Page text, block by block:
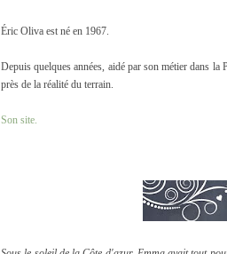
Éric Oliva est né en 1967.
Depuis quelques années, aidé par son métier dans
près de la réalité du terrain.
Son site.